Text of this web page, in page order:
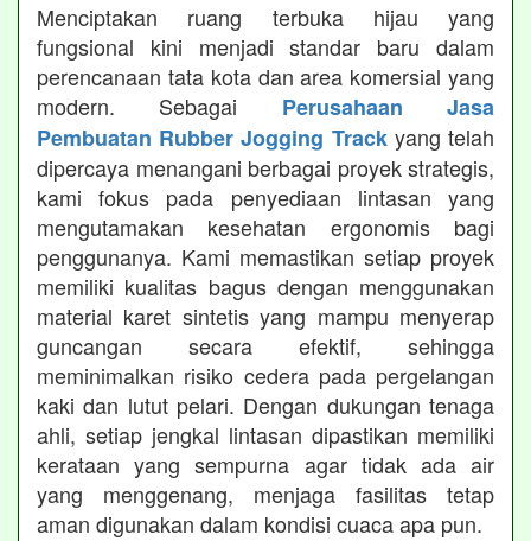
Menciptakan ruang terbuka hijau yang
fungsional kini menjadi standar baru dalam
perencanaan tata kota dan area komersial yang
modern. Sebagai Perusahaan Jasa
Pembuatan Rubber Jogging Trackyang telah
dipercaya menangani berbagai proyek strategis,
kami fokus pada penyediaan lintasan yang
mengutamakan kesehatan ergonomis bagi
penggunanya. Kami memastikan setiap proyek
memiliki kualitas bagus dengan menggunakan
material karet sintetis yang mampu menyerap
guncangan secara efektif, sehingga
meminimalkan risiko cedera pada pergelangan
kaki dan lutut pelari. Dengan dukungan tenaga
ahli, setiap jengkal lintasan dipastikan memiliki
kerataan yang sempurna agar tidak ada air
yang menggenang, menjaga fasilitas tetap
aman digunakan dalam kondisi cuaca apa pun.